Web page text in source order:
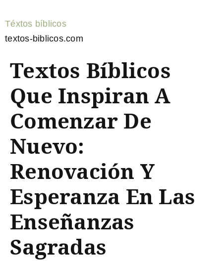
Téxtos bíblicos
textos-biblicos.com
Textos Bíblicos
Que Inspiran A
Comenzar De
Nuevo:
Renovación Y
Esperanza En Las
Enseñanzas
Sagradas